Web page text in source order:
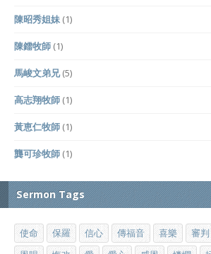
陳昭秀姐妹 (1)
陳鐳牧師 (1)
馬峻文弟兄(5)
高志翔牧師 (1)
黃恵仁牧師 (1)
龔可珍牧師 (1)
Sermon Tags
使命 保羅 信心 傳福音 喜樂 審判